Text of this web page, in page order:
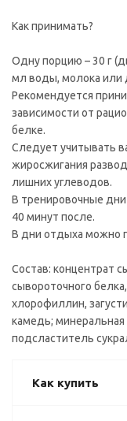
Как принимать?
Одну порцию – 30 г
мл воды, молока или
Рекомендуется
зависимости от
белке.
Следует учитывать
жиросжигания
лишних углеводов.
В тренировочные дни
40 минут после.
В дни отдыха можно
Состав: концентрат
сывороточного
хлорофиллин,
камедь; минеральная
подсластитель
Как купить